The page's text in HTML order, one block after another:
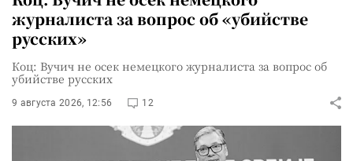
журналиста за вопрос об «убийстве
русских»
Коц: Вучич не осек немецкого журналиста за вопрос об
убийстве русских
9 августа 2026, 12:56 12